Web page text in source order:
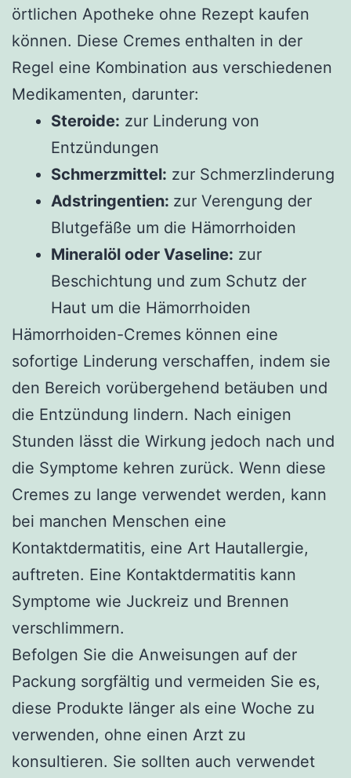
örtlichen Apotheke ohne Rezept kaufen
können. Diese Cremes enthalten in der
Regel eine Kombination aus verschiedenen
Medikamenten, darunter:
Steroide: zur Linderung von
Entzündungen
Schmerzmittel: zur Schmerzlinderung
Adstringentien: zur Verengung der
Blutgefäße um die Hämorrhoiden
Mineralöl oder Vaseline: zur
Beschichtung und zum Schutz der
Haut um die Hämorrhoiden
Hämorrhoiden-Cremes können eine
sofortige Linderung verschaffen, indem sie
den Bereich vorübergehend betäuben und
die Entzündung lindern. Nach einigen
Stunden lässt die Wirkung jedoch nach und
die Symptome kehren zurück. Wenn diese
Cremes zu lange verwendet werden, kann
bei manchen Menschen eine
Kontaktdermatitis, eine Art Hautallergie,
auftreten. Eine Kontaktdermatitis kann
Symptome wie Juckreiz und Brennen
verschlimmern.
Befolgen Sie die Anweisungen auf der
Packung sorgfältig und vermeiden Sie es,
diese Produkte länger als eine Woche zu
verwenden, ohne einen Arzt zu
konsultieren. Sie sollten auch verwendet